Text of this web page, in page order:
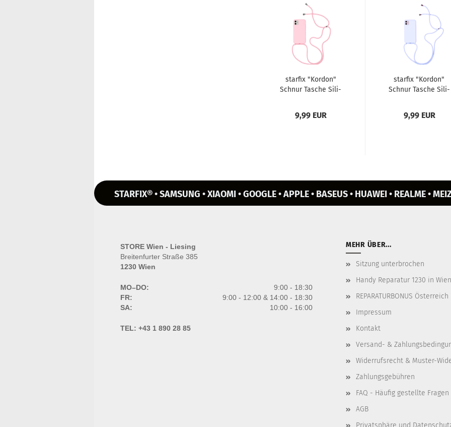
star­fix "Kor­don"
Schnur Ta­sche Si­li­
9,99 EUR
star­fix "Kor­don"
Schnur Ta­sche Si­li­
9,99 EUR
STARFIX® • SAMSUNG • XIAOMI • GOOGLE • APPLE • BASEUS • HUAWEI • REALME •
STORE Wien - Liesing
Breitenfurter Straße 385
1230 Wien
MO–DO:
9:00 - 18:30
FR:
9:00 - 12:00 & 14:00 - 18:30
SA:
10:00 - 16:00
TEL: +43 1 890 28 85
MEHR ÜBER...
Sitzung unterbrochen
Handy Reparatur 1230 in
REPARATURBONUS Österreich
Impressum
Kontakt
Versand- &
Widerrufsrecht & Muster-
Zahlungsgebühren
FAQ - Häufig gestellte
AGB
Privatsphäre und